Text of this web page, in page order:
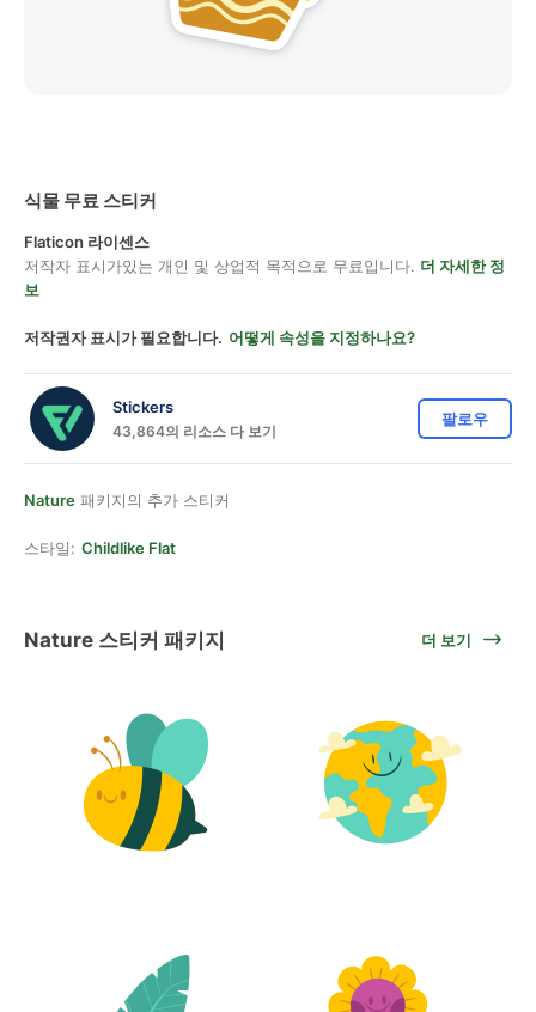
식물 무료 스티커
Flaticon 라이센스
저작자 표시가있는 개인 및 상업적 목적으로 무료입니다. 더 자세한 정
보
저작권자 표시가 필요합니다. 어떻게 속성을 지정하나요?
Stickers
43,864의 리소스 다 보기
팔로우
Nature 패키지의 추가 스티커
스타일: Childlike Flat
Nature 스티커 패키지 더 보기